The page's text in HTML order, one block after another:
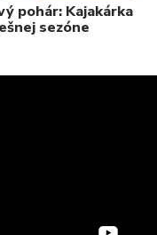
pohár: Kajakárka
sezóne